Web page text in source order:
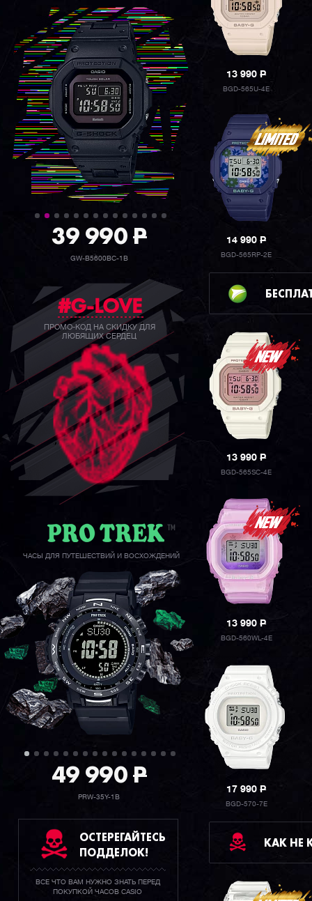
39 990P
GW-B5600BC-1B
#G-LOVE
ПРОМО-КОД НА СКИДКУ ДЛЯ
ЛЮБЯЩИХ СЕРДЕЦ
ЧАСЫ ДЛЯ ПУТЕШЕСТВИЙ И ВОСХОЖДЕНИЙ
49 990P
PRW-35Y-1B
ОСТЕРЕГАЙТЕСЬ
ПОДДЕЛОК!
ВСЕ ЧТО ВАМ НУЖНО ЗНАТЬ ПЕРЕД
ПОКУПКОЙ ЧАСОВ CASIO
13 990P
BGD-565U-4E
14 990P
BGD-565RP-2E
13 990P
BGD-565SC-4E
13 990P
BGD-560WL-4E
17 990P
BGD-570-7E
КАК НЕ